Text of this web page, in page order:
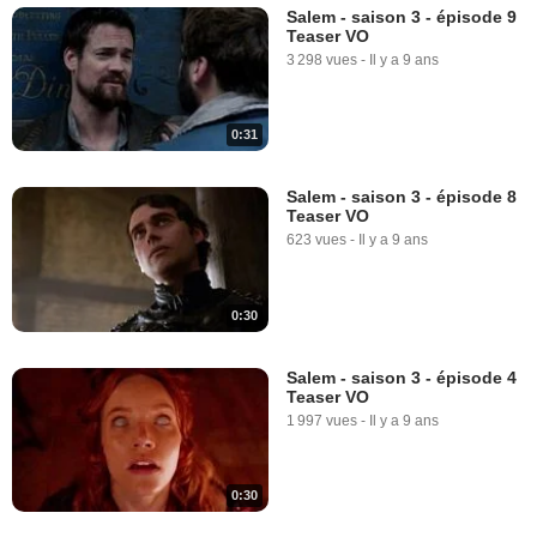
0:31
Salem - saison 3 - épisode 9
Teaser VO
3 298 vues - Il y a 9 ans
0:30
Salem - saison 3 - épisode 8
Teaser VO
623 vues - Il y a 9 ans
0:30
Salem - saison 3 - épisode 4
Teaser VO
1 997 vues - Il y a 9 ans